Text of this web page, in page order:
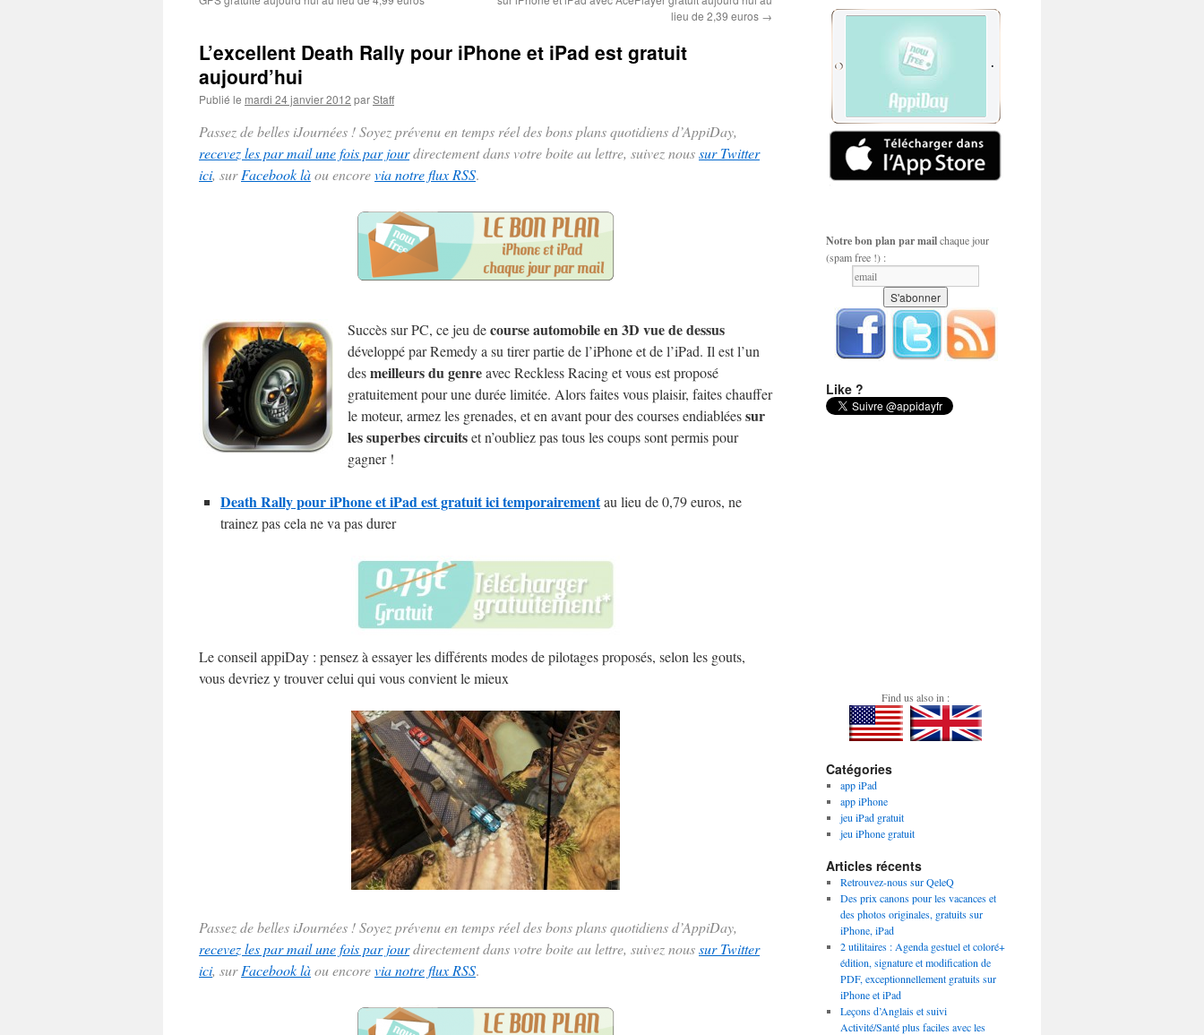
lieu de 2,39 euros →
L’excellent Death Rally pour iPhone et iPad est gratuit
aujourd’hui
Publié le mardi 24 janvier 2012 parStaff
Passez de belles iJournées ! Soyez prévenu en temps réel des bons plans quotidiens d’AppiDay,
recevez les par mail une fois par jourdirectement dans votre boite au lettre, suivez noussur Twitter
ici, surFacebook làou encorevia notre flux RSS.
Succès sur PC, ce jeu decourse automobile en 3D vue de dessus
développé par Remedy a su tirer partie de l’iPhone et de l’iPad. Il est l’un
desmeilleurs du genreavec Reckless Racing et vous est proposé
gratuitement pour une durée limitée. Alors faites vous plaisir, faites chauffer
le moteur, armez les grenades, et en avant pour des courses endiabléessur
les superbes circuitset n’oubliez pas tous les coups sont permis pour
gagner !
Death Rally pour iPhone et iPad est gratuit ici temporairementau lieu de 0,79 euros, ne
trainez pas cela ne va pas durer
Le conseil appiDay : pensez à essayer les différents modes de pilotages proposés, selon les gouts,
vous devriez y trouver celui qui vous convient le mieux
Passez de belles iJournées ! Soyez prévenu en temps réel des bons plans quotidiens d’AppiDay,
recevez les par mail une fois par jourdirectement dans votre boite au lettre, suivez noussur Twitter
ici, surFacebook làou encorevia notre flux RSS.
Notre bon plan par mailchaque jour
(spam free !) :
Like ?
Find us also in :
Catégories
app iPad
app iPhone
jeu iPad gratuit
jeu iPhone gratuit
Articles récents
Retrouvez-nous sur QeleQ
Des prix canons pour les vacances et
des photos originales, gratuits sur
iPhone, iPad
2 utilitaires : Agenda gestuel et coloré+
édition, signature et modification de
PDF, exceptionnellement gratuits sur
iPhone et iPad
Leçons d’Anglais et suivi
Activité/Santé plus faciles avec les